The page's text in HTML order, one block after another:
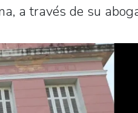
a través de su